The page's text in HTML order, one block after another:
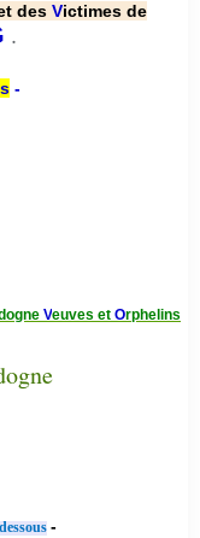
des Victimes de
.
-
Veuves et Orphelins
-